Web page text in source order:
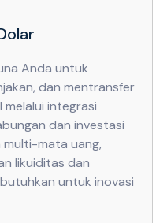
Anda untuk
dan mentransfer
integrasi
dan investasi
mata uang,
likuiditas dan
untuk inovasi